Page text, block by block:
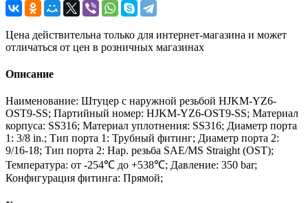
Цена действительна только для интернет-магазина и может
отличаться от цен в розничных магазинах
Описание
Наименование: Штуцер с наружной резьбой HJKM-YZ6-
OST9-SS; Партийный номер: HJKM-YZ6-OST9-SS; Материал
корпуса: SS316; Материал уплотнения: SS316; Диаметр порта
1: 3/8 in.; Тип порта 1: Трубный фитинг; Диаметр порта 2:
9/16-18; Тип порта 2: Нар. резьба SAE/MS Straight (OST);
Температура: от -254℃ до +538℃; Давление: 350 bar;
Конфигурация фитинга: Прямой;